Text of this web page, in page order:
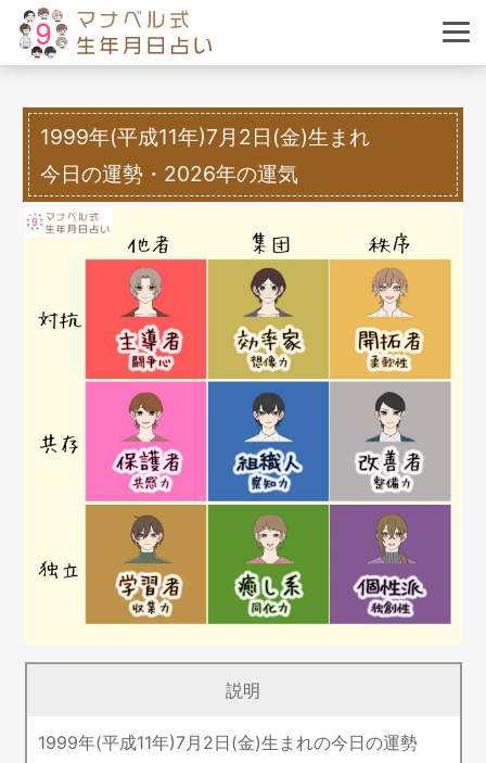
1999年(平成11年)7月2日(金)生まれ
今日の運勢・2026年の運気
説明
1999年(平成11年)7月2日(金)生まれの今日の運勢